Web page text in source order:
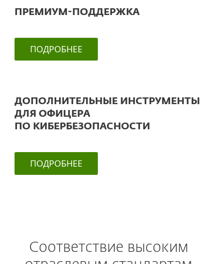
ПРЕМИУМ-ПОДДЕРЖКА
ПОДРОБНЕЕ
ДОПОЛНИТЕЛЬНЫЕ ИНСТРУМЕНТЫ
ДЛЯ ОФИЦЕРА
ПО КИБЕРБЕЗОПАСНОСТИ
ПОДРОБНЕЕ
Соответствие высоким